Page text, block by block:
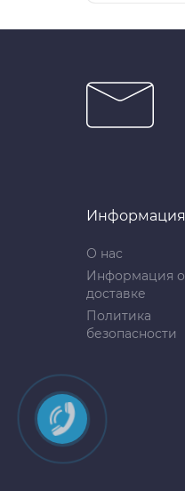
Информация
О нас
Информация о
доставке
Политика
безопасности